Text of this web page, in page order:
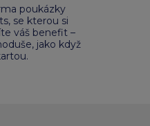
poukázky
se kterou si
váš benefit –
jako když